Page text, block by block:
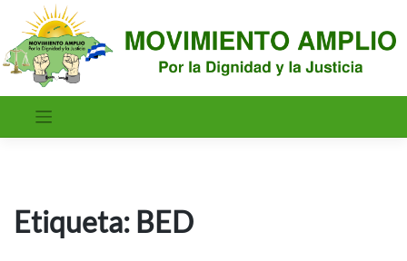
contenido
Etiqueta: BED